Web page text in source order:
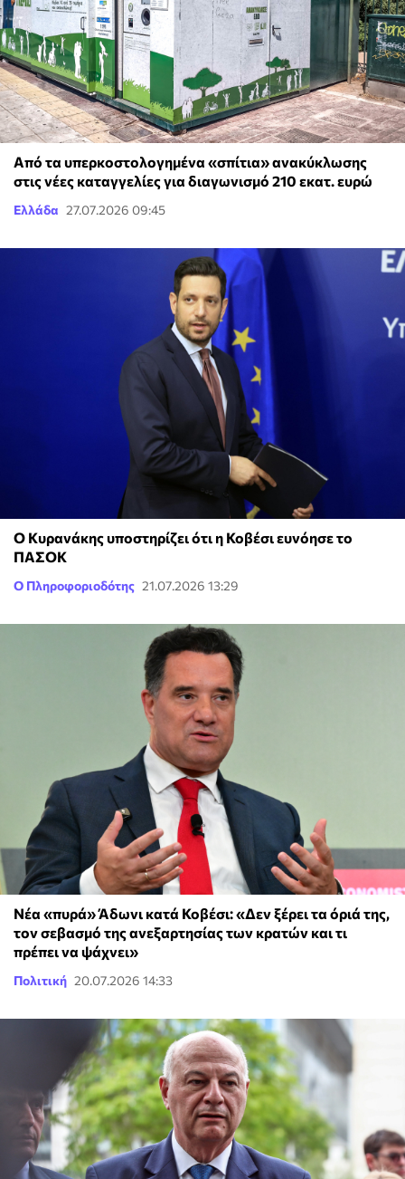
Από τα υπερκοστολογημένα «σπίτια» ανακύκλωσης
στις νέες καταγγελίες για διαγωνισμό 210 εκατ. ευρώ
Ελλάδα 27.07.2026 09:45
Ο Κυρανάκης υποστηρίζει ότι η Κοβέσι ευνόησε το
ΠΑΣΟΚ
Ο Πληροφοριοδότης 21.07.2026 13:29
Νέα «πυρά» Άδωνι κατά Κοβέσι: «Δεν ξέρει τα όριά της,
τον σεβασμό της ανεξαρτησίας των κρατών και τι
πρέπει να ψάχνει»
Πολιτική 20.07.2026 14:33